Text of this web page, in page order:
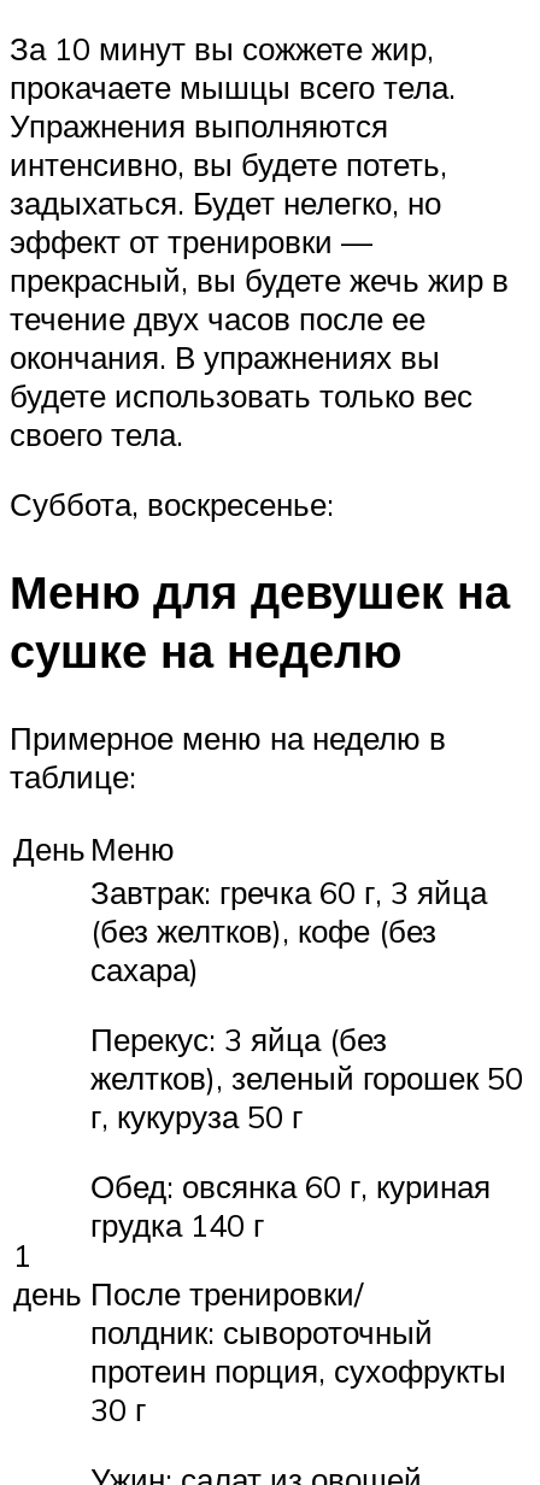
За 10 минут вы сожжете жир,
прокачаете мышцы всего тела.
Упражнения выполняются
интенсивно, вы будете потеть,
задыхаться. Будет нелегко, но
эффект от тренировки —
прекрасный, вы будете жечь жир в
течение двух часов после ее
окончания. В упражнениях вы
будете использовать только вес
своего тела.
Суббота, воскресенье:
Меню для девушек на
сушке на неделю
Примерное меню на неделю в
таблице:
День Меню
1
день
Завтрак: гречка 60 г, 3 яйца
(без желтков), кофе (без
сахара)
Перекус: 3 яйца (без
желтков), зеленый горошек 50
г, кукуруза 50 г
Обед: овсянка 60 г, куриная
грудка 140 г
После тренировки/
полдник: сывороточный
протеин порция, сухофрукты
30 г